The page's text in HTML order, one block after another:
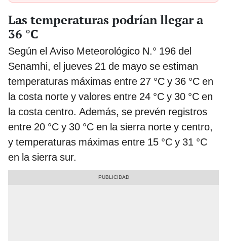
Las temperaturas podrían llegar a
36 °C
Según el Aviso Meteorológico N.° 196 del
Senamhi, el jueves 21 de mayo se estiman
temperaturas máximas entre 27 °C y 36 °C en
la costa norte y valores entre 24 °C y 30 °C en
la costa centro. Además, se prevén registros
entre 20 °C y 30 °C en la sierra norte y centro,
y temperaturas máximas entre 15 °C y 31 °C
en la sierra sur.